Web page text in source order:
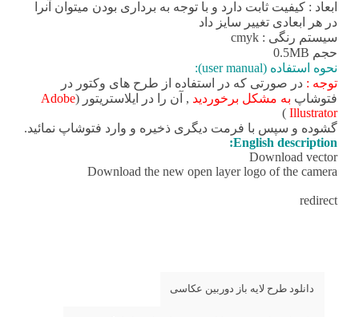
ابعاد : کیفیت ثابت دارد و با توجه به برداری بودن میتوان آنرا
در هر ابعادی تغییر سایز داد
سیستم رنگی : cmyk
حجم 0.5MB
نحوه استفاده (user manual):
توجه : در صورتی که در استفاده از طرح های وکتور در
فتوشاپ به مشکل برخوردید , آن را در ایلاستریتور (Adobe
Illustrator
)
گشوده و سپس با فرمت دیگری ذخیره و وارد فتوشاپ نمائید.
English description:
Download vector
Download the new open layer logo of the camera
redirect
دانلود طرح لایه باز دوربین عکاسی